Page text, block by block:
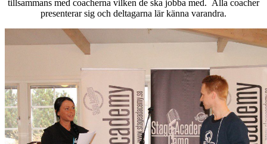
tillsammans med coacherna vilken de ska jobba med. Alla coacher
presenterar sig och deltagarna lär känna varandra.